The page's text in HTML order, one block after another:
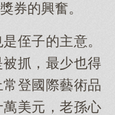
券的興奮。
侄子的主意。
抓，最少也得
登國際藝術品
美元，老孫心